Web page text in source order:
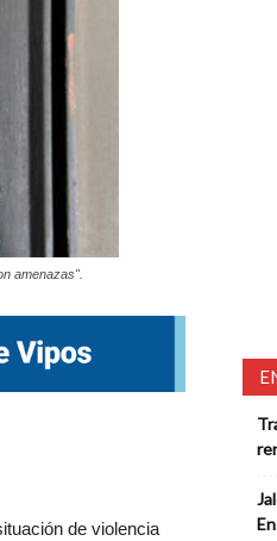
amenazas".
de violencia